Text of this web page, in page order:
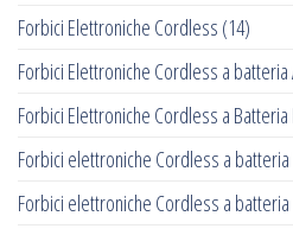
Forbici Elettroniche Cordless (14)
Forbici Elettroniche Cordless a batteria
Forbici Elettroniche Cordless a Batteria
Forbici elettroniche Cordless a
Forbici elettroniche Cordless a batteria